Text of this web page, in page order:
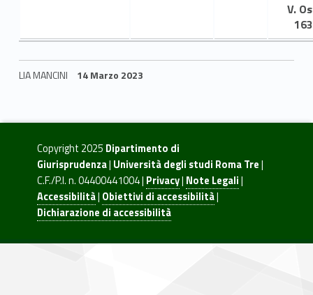
/
2
C
o
V.
163
LIA MANCINI 14 Marzo 2023
Copyright 2025 Dipartimento di
Giurisprudenza| Università degli studi Roma Tre|
C.F./P.I. n. 04400441004 | Privacy| Note Legali|
Accessibilità| Obiettivi di accessibilità|
Dichiarazione di accessibilità